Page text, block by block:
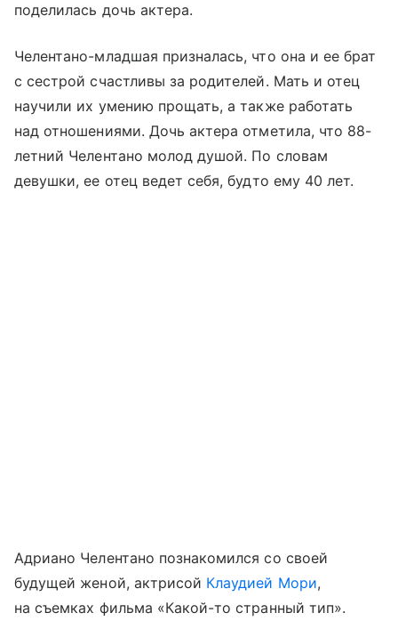
поделилась дочь актера.
Челентано-младшая призналась, что она и ее брат
с сестрой счастливы за родителей. Мать и отец
научили их умению прощать, а также работать
над отношениями. Дочь актера отметила, что 88-
летний Челентано молод душой. По словам
девушки, ее отец ведет себя, будто ему 40 лет.
Адриано Челентано познакомился со своей
будущей женой, актрисой Клаудией Мори,
на съемках фильма «Какой-то странный тип».